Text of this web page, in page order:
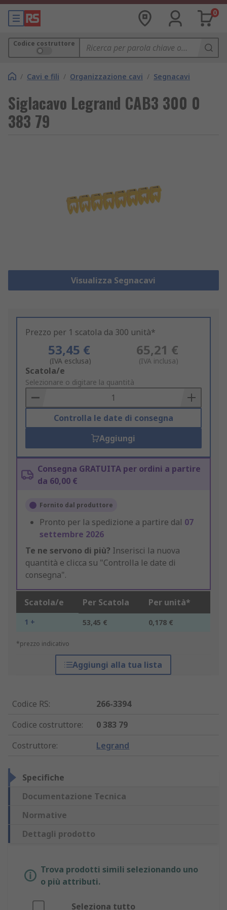
0
Codice costruttore
/ Cavi e fili / Organizzazione cavi / Segnacavi
Siglacavo Legrand CAB3 300 0
383 79
Visualizza Segnacavi
Prezzo per 1 scatola da 300 unità*
53,45 €
(IVA esclusa)
65,21 €
(IVA inclusa)
Add
to
Basket
Scatola/e
Selezionare o digitare la quantità
Controlla le date di consegna
Aggiungi
Consegna GRATUITA per ordini a partire
da 60,00 €
Fornito dal produttore
Pronto per la spedizione a partire dal 07
settembre 2026
Te ne servono di più? Inserisci la nuova
quantità e clicca su "Controlla le date di
consegna".
Scatola/e Per Scatola Per unità*
1 + 53,45 € 0,178 €
*prezzo indicativo
Aggiungi alla tua lista
Codice RS:
266-3394
Codice costruttore:
0 383 79
Costruttore: Legrand
Specifiche
Documentazione Tecnica
Normative
Dettagli prodotto
Trova prodotti simili selezionando uno
o più attributi.
Seleziona tutto